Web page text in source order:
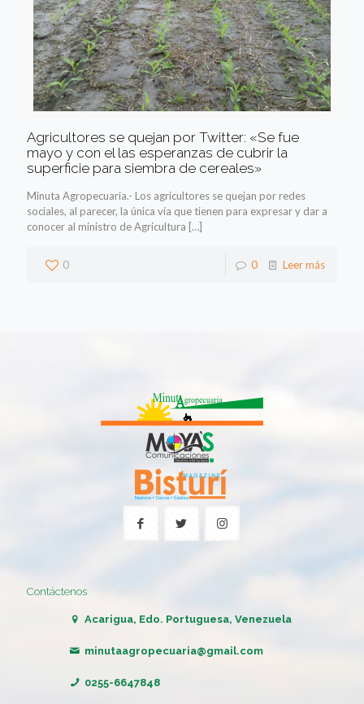
Agricultores se quejan por Twitter: «Se fue
mayo y con el las esperanzas de cubrir la
superficie para siembra de cereales»
Minuta Agropecuaria.- Los agricultores se quejan por redes
sociales, al parecer, la única vía que tienen para expresar y dar a
conocer al ministro de Agricultura […]
0 0 Leer más
Contáctenos
Acarigua, Edo. Portuguesa, Venezuela
minutaagropecuaria@gmail.com
0255-6647848